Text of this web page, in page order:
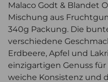
Malaco Godt & Blandet
Mischung aus
340g Packung. Die
verschiedene
Erdbeere, Apfel und
einzigartigen Genuss für
weiche Konsistenz und